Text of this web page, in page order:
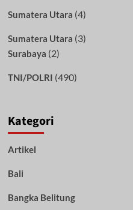
Sumatera Utara (4)
Sumatera Utara (3)
Surabaya (2)
TNI/POLRI (490)
Kategori
Artikel
Bali
Bangka Belitung